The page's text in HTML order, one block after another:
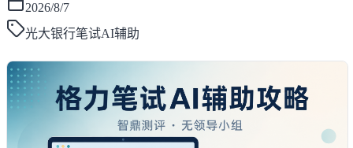
2026/8/7
光大银行笔试AI辅助